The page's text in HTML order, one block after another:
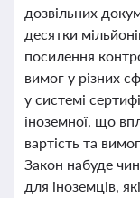
дозвільних
десятки
посилення
вимог у різних
у системі
іноземної, що
вартість та
Закон набуде
для іноземців,